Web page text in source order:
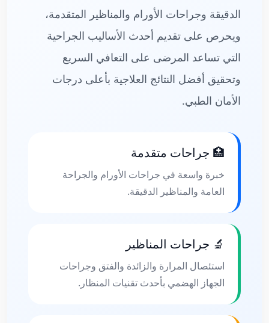
الدقيقة وجراحات الأورام والمناظير المتقدمة،
ويحرص على تقديم أحدث الأساليب الجراحية
التي تساعد المرضى على التعافي السريع
وتحقيق أفضل النتائج العلاجية بأعلى درجات
الأمان الطبي.
🏥 جراحات متقدمة
خبرة واسعة في جراحات الأورام والجراحة
العامة والمناظير الدقيقة.
🔬 جراحات المناظير
استئصال المرارة والزائدة والفتق وجراحات
الجهاز الهضمي بأحدث تقنيات المنظار.